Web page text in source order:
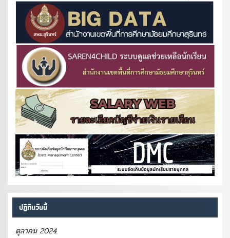
ปฏิทินวันนี้
ตุลาคม 2024